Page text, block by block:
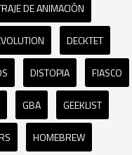
DE ANIMACIÓN
DECKTET
DISTOPIA FIASCO
GBA GEEKLIST
HOMEBREW